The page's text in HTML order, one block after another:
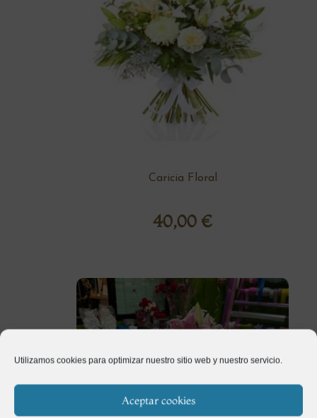
Utilizamos cookies para optimizar nuestro sitio web y nuestro servicio.
Aceptar cookies
Caricia Floral
40,00 €